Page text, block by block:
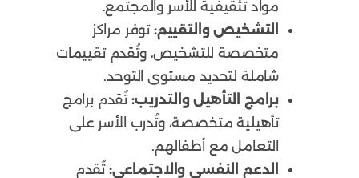
مواد تثقيفية للأسر والمجتمع.
التشخيص والتقييم: توفر مراكز
متخصصة للتشخيص، وتُقدم تقييمات
شاملة لتحديد مستوى التوحد.
برامج التأهيل والتدريب: تُقدم برامج
تأهيلية متخصصة، وتُدرب الأسر على
التعامل مع أطفالهم.
الدعم النفسي والاجتماعي: تُقدم